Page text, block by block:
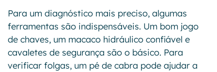
Para um diagnóstico mais preciso, algumas
ferramentas são indispensáveis. Um bom jogo
de chaves, um macaco hidráulico confiável e
cavaletes de segurança são o básico. Para
verificar folgas, um pé de cabra pode ajudar a